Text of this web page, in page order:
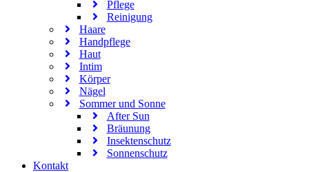
Pflege
Reinigung
Haare
Handpflege
Haut
Intim
Körper
Nägel
Sommer und Sonne
After Sun
Bräunung
Insektenschutz
Sonnenschutz
Kontakt